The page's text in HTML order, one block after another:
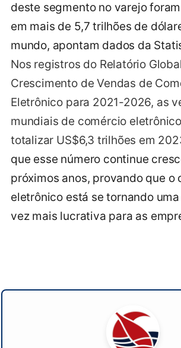
deste segmento no varejo
em mais de 5,7 trilhões de
mundo, apontam dados da
Nos registros do Relatório
Crescimento de Vendas de
Eletrônico para 2021-2026, as
mundiais de comércio
totalizar US$6,3 trilhões em
que esse número continue
próximos anos, provando que o
eletrônico está se tornando
vez mais lucrativa para as